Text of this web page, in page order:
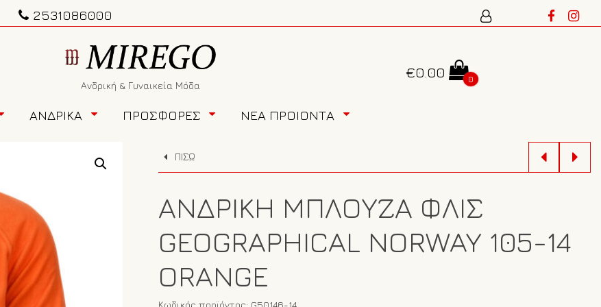
2531086000
Ανδρική & Γυναικεία Μόδα
€0.00 0
ΑΝΔΡΙΚΑ ΠΡΟΣΦΟΡΕΣ ΝΕΑ ΠΡΟΙΟΝΤΑ
ΠΙΣΩ
ΑΝΔΡΙΚΉ ΜΠΛΟΎΖΑ ΦΛΙΣ
GEOGRAPHICAL NORWAY 105-14
ORANGE
Κωδικός προϊόντος: G50146-14